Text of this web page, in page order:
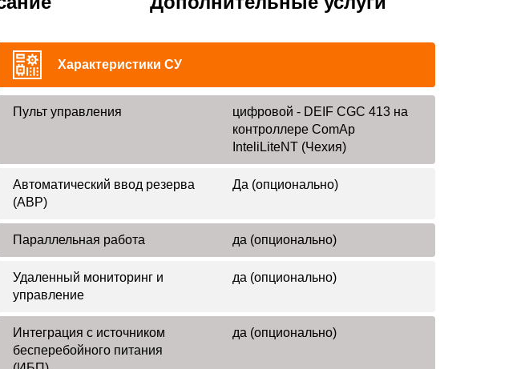
Характеристики СУ
Пульт управления
цифровой - DEIF CGC 413 на
контроллере ComAp
InteliLiteNT (Чехия)
Автоматический ввод резерва
(АВР)
Да (опционально)
Параллельная работа да (опционально)
Удаленный мониторинг и
управление
да (опционально)
Интеграция с источником
бесперебойного питания
да (опционально)